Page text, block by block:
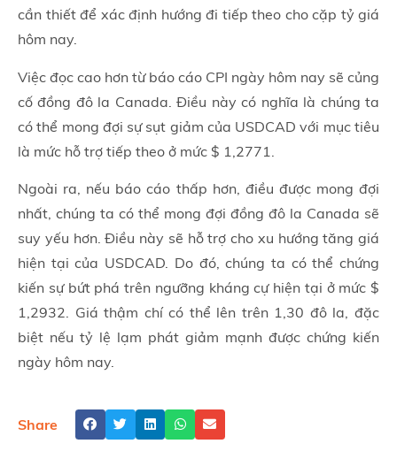
cần thiết để xác định hướng đi tiếp theo cho cặp tỷ giá
hôm nay.
Việc đọc cao hơn từ báo cáo CPI ngày hôm nay sẽ củng
cố đồng đô la Canada. Điều này có nghĩa là chúng ta
có thể mong đợi sự sụt giảm của USDCAD với mục tiêu
là mức hỗ trợ tiếp theo ở mức $ 1,2771.
Ngoài ra, nếu báo cáo thấp hơn, điều được mong đợi
nhất, chúng ta có thể mong đợi đồng đô la Canada sẽ
suy yếu hơn. Điều này sẽ hỗ trợ cho xu hướng tăng giá
hiện tại của USDCAD. Do đó, chúng ta có thể chứng
kiến sự bứt phá trên ngưỡng kháng cự hiện tại ở mức $
1,2932. Giá thậm chí có thể lên trên 1,30 đô la, đặc
biệt nếu tỷ lệ lạm phát giảm mạnh được chứng kiến
ngày hôm nay.
Share